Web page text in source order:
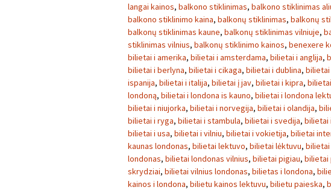
langai kainos, balkono stiklinimas, balkono stiklinimas
balkono stiklinimo kaina, balkonų stiklinimas, balkonų
balkonų stiklinimas kaune, balkonų stiklinimas vilniuje,
stiklinimas vilnius, balkonų stiklinimo kainos, benexere
bilietai i amerika, bilietai i amsterdama, bilietai i anglija,
bilietai i berlyna, bilietai i cikaga, bilietai i dublina,
ispanija, bilietai i italija, bilietai į jav, bilietai i kipra,
londoną, bilietai i londona is kauno, bilietai i londona
bilietai i niujorka, bilietai i norvegija, bilietai i olandija,
bilietai i ryga, bilietai i stambula, bilietai i svedija, bilietai
bilietai i usa, bilietai i vilniu, bilietai i vokietija, bilietai
kaunas londonas, bilietai lektuvo, bilietai lėktuvu, bilietai
londonas, bilietai londonas vilnius, bilietai pigiau, bilietai
skrydziai, bilietai vilnius londonas, bilietas i londona,
kainos i londona, bilietu kainos lektuvu, bilietu paieska,